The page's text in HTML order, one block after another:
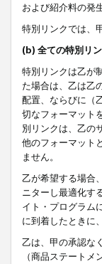
および紹介料の発
特別リンクでは、
(b) 全ての特別リ
特別リンクは乙が
た場合は、乙は乙
配置、ならびに（
切なフォーマット
別リンクは、乙の
他のフォーマット
ません。
乙が希望する場合
ニターし最適化す
イト・プログラム
に到着したときに
乙は、甲の承認な
（商品ステート